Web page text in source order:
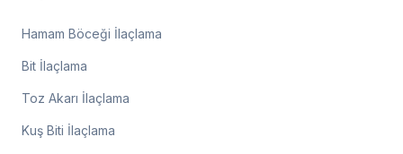
Hamam Böceği İlaçlama
Bit İlaçlama
Toz Akarı İlaçlama
Kuş Biti İlaçlama